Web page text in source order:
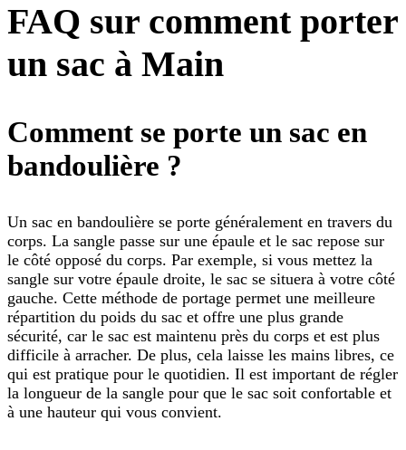
FAQ sur comment porter
un sac à Main
Comment se porte un sac en
bandoulière ?
Un sac en bandoulière se porte généralement en travers du
corps. La sangle passe sur une épaule et le sac repose sur
le côté opposé du corps. Par exemple, si vous mettez la
sangle sur votre épaule droite, le sac se situera à votre côté
gauche. Cette méthode de portage permet une meilleure
répartition du poids du sac et offre une plus grande
sécurité, car le sac est maintenu près du corps et est plus
difficile à arracher. De plus, cela laisse les mains libres, ce
qui est pratique pour le quotidien. Il est important de régler
la longueur de la sangle pour que le sac soit confortable et
à une hauteur qui vous convient.